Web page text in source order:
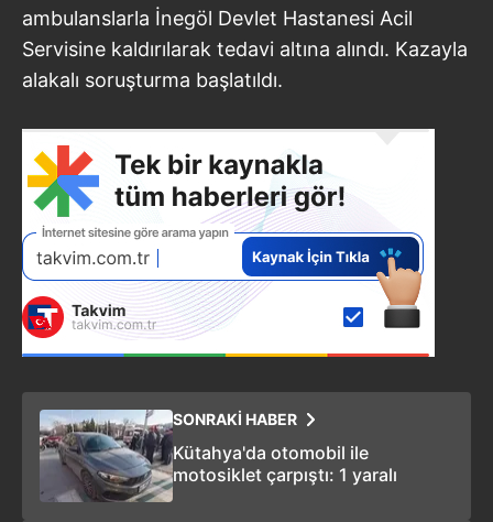
ambulanslarla İnegöl Devlet Hastanesi Acil
Servisine kaldırılarak tedavi altına alındı. Kazayla
alakalı soruşturma başlatıldı.
SONRAKİ HABER
Kütahya'da otomobil ile
motosiklet çarpıştı: 1 yaralı